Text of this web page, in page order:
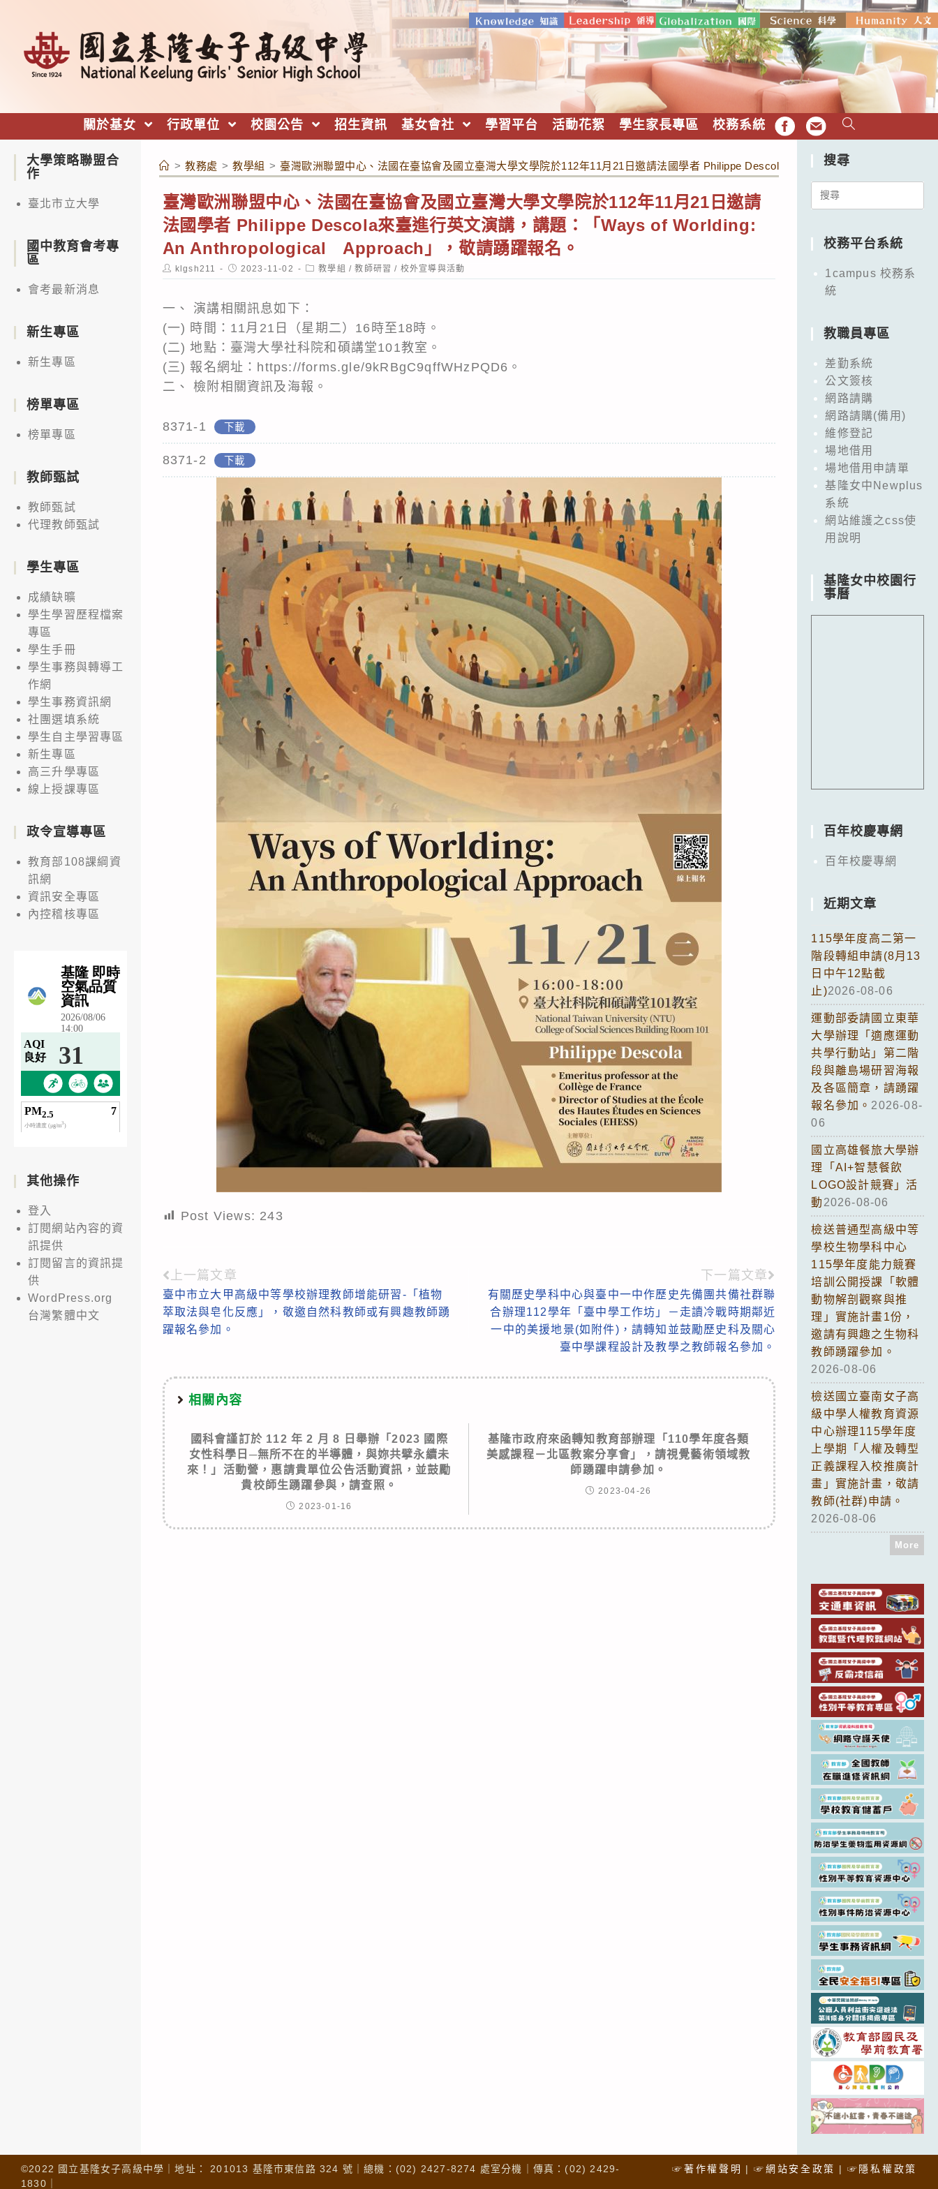
關於基女 行政單位 校園公告 招生資訊 基女會社 學習平台 活動花絮 學生家長專區 校務系統 FB EMAIL
> 教務處 > 教學組 > 臺灣歐洲聯盟中心、法國在臺協會及國立臺灣大學文學院於112年11月21日邀請法國學者 Philippe Descola來臺進行英文演講，講題：
臺灣歐洲聯盟中心、法國在臺協會及國立臺灣大學文學院於112年11月21日邀請
法國學者 Philippe Descola來臺進行英文演講，講題：「Ways of Worlding:
An Anthropological Approach」，敬請踴躍報名。
Post
author:
klgsh211
Post
published:
2023-11-02
Post
category:
教學組 / 教師研習 / 校外宣導與活動
一、 演講相關訊息如下：
(一) 時間：11月21日（星期二）16時至18時。
(二) 地點：臺灣大學社科院和碩講堂101教室。
(三) 報名網址：https://forms.gle/9kRBgC9qffWHzPQD6。
二、 檢附相關資訊及海報。
8371-1 下載
8371-2 下載
Post Views: 243
Read
more
articles
上一篇文章
臺中市立大甲高級中等學校辦理教師增能研習-「植物
萃取法與皂化反應」，敬邀自然科教師或有興趣教師踴
躍報名參加。
下一篇文章
有關歷史學科中心與臺中一中作歷史先備團共備社群聯
合辦理112學年「臺中學工作坊」－走讀冷戰時期鄰近
一中的美援地景(如附件)，請轉知並鼓勵歷史科及關心
臺中學課程設計及教學之教師報名參加。
相關內容
國科會謹訂於 112 年 2 月 8 日舉辦「2023 國際
女性科學日─無所不在的半導體，與妳共擘永續未
來！」活動營，惠請貴單位公告活動資訊，並鼓勵
貴校師生踴躍參與，請查照。
2023-01-16
基隆市政府來函轉知教育部辦理「110學年度各類
美感課程－北區教案分享會」，請視覺藝術領域教
師踴躍申請參加。
2023-04-26
大學策略聯盟合
作
臺北市立大學
國中教育會考專
區
會考最新消息
新生專區
新生專區
榜單專區
榜單專區
教師甄試
教師甄試
代理教師甄試
學生專區
成績缺曠
學生學習歷程檔案
專區
學生手冊
學生事務與轉導工
作網
學生事務資訊網
社團選填系統
學生自主學習專區
新生專區
高三升學專區
線上授課專區
政令宣導專區
教育部108課綱資
訊網
資訊安全專區
內控稽核專區
其他操作
登入
訂閱網站內容的資
訊提供
訂閱留言的資訊提
供
WordPress.org
台灣繁體中文
搜尋
Search
校務平台系統
1campus 校務系
統
教職員專區
差勤系統
公文簽核
網路請購
網路請購(備用)
維修登記
場地借用
場地借用申請單
基隆女中Newplus
系統
網站維護之css使
用說明
基隆女中校園行
事曆
百年校慶專網
百年校慶專網
近期文章
115學年度高二第一
階段轉組申請(8月13
日中午12點截
止)2026-08-06
運動部委請國立東華
大學辦理「適應運動
共學行動站」第二階
段與離島場研習海報
及各區簡章，請踴躍
報名參加。 2026-08-
06
國立高雄餐旅大學辦
理「AI+智慧餐飲
LOGO設計競賽」活
動 2026-08-06
檢送普通型高級中等
學校生物學科中心
115學年度能力競賽
培訓公開授課「軟體
動物解剖觀察與推
理」實施計畫1份，
邀請有興趣之生物科
教師踴躍參加。
2026-08-06
檢送國立臺南女子高
級中學人權教育資源
中心辦理115學年度
上學期「人權及轉型
正義課程入校推廣計
畫」實施計畫，敬請
教師(社群)申請。
2026-08-06
More
☞著作權聲明 ☞網站安全政策 ☞隱私權政策
©2022 國立基隆女子高級中學｜地址： 201013 基隆市東信路 324 號｜總機：(02) 2427-8274 處室分機｜傳真：(02) 2429-
1830｜